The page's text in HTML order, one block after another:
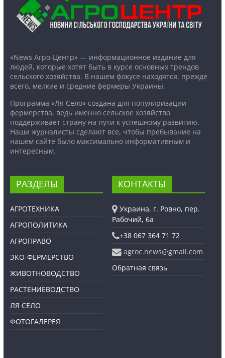
«News Агро-Центр» — информационное издание для
людей, которые хотят быть в курсе основных трендов
сельского хозяйства. В нашем фокусе находятся, прежде
всего, мелкие и средние фермеры Украины.
Программа «Ля Село» создана для популяризации
фермерства, ведь именно сельское хозяйство
поддерживает страну на пути к успешному развитию.
Наши журналисты сделают все, чтобы пребывание на
нашем сайте было максимально информативным и
интересным.
РАЗДЕЛЫ
АГРОТЕХНИКА
АГРОПОЛИТИКА
АГРОПРАВО
ЭКО-ФЕРМЕРСТВО
ЖИВОТНОВОДСТВО
РАСТЕНИЕВОДСТВО
ЛЯ СЕЛО
ФОТОГАЛЕРЕЯ
КОНТАКТЫ
Украина, г. Ровно, пер.
Рабочий, 6а
+38 067 364 71 72
agroc.news@gmail.com
Обратная связь